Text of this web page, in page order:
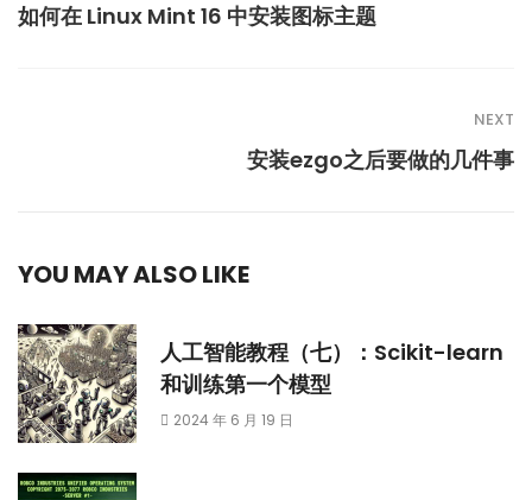
如何在 Linux Mint 16 中安装图标主题
NEXT
安装ezgo之后要做的几件事
YOU MAY ALSO LIKE
人工智能教程（七）：Scikit-learn
和训练第一个模型
2024 年 6 月 19 日